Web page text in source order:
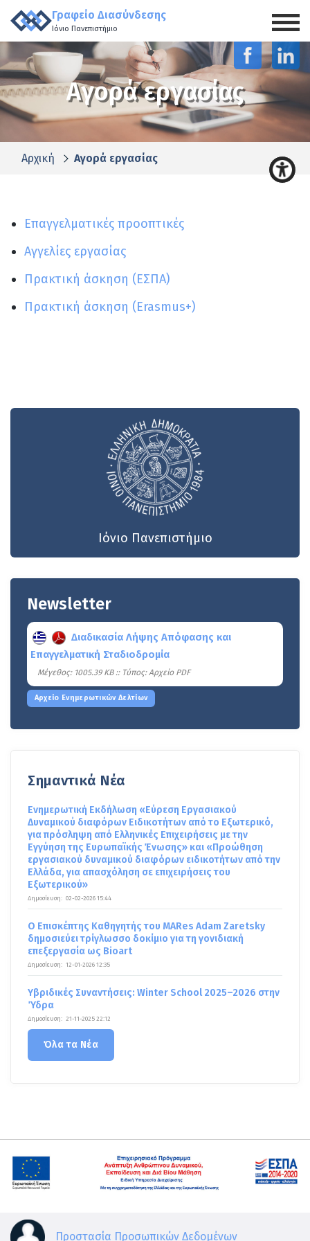
Γραφείο Διασύνδεσης
Ιόνιο Πανεπιστήμιο
Αγορά εργασίας
Αρχική Αγορά εργασίας
Επαγγελματικές προοπτικές
Αγγελίες εργασίας
Πρακτική άσκηση (ΕΣΠΑ)
Πρακτική άσκηση (Erasmus+)
Ιόνιο Πανεπιστήμιο
Newsletter
Διαδικασία Λήψης Απόφασης και
Επαγγελματική Σταδιοδρομία
Mέγεθος: 1005.39 KB :: Τύπος: Αρχείο PDF
Αρχείο Ενημερωτικών Δελτίων
Σημαντικά Νέα
Ενημερωτική Εκδήλωση «Εύρεση Εργασιακού
Δυναμικού διαφόρων Ειδικοτήτων από το Εξωτερικό,
για πρόσληψη από Ελληνικές Επιχειρήσεις με την
Εγγύηση της Ευρωπαϊκής Ένωσης» και «Προώθηση
εργασιακού δυναμικού διαφόρων ειδικοτήτων από την
Ελλάδα, για απασχόληση σε επιχειρήσεις του
Εξωτερικού»
Δημοσίευση: 02-02-2026 15:44
Ο Επισκέπτης Καθηγητής του MARes Adam Zaretsky
δημοσιεύει τρίγλωσσο δοκίμιο για τη γονιδιακή
επεξεργασία ως Bioart
Δημοσίευση: 12-01-2026 12:35
Υβριδικές Συναντήσεις: Winter School 2025–2026 στην
Ύδρα
Δημοσίευση: 21-11-2025 22:12
Όλα τα Νέα
Προστασία Προσωπικών Δεδομένων